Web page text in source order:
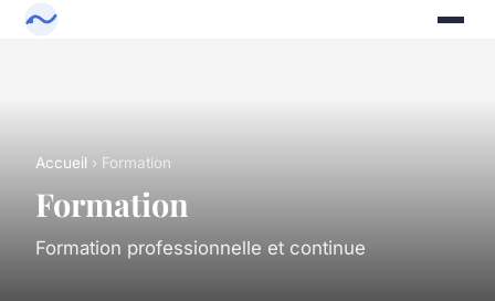
Accueil › Formation
Formation
Formation professionnelle et continue